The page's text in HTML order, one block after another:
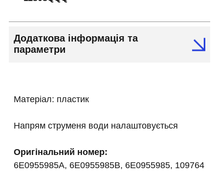
Додаткова інформація та
параметри
Матеріал: пластик
Напрям струменя води налаштовується
Оригінальний номер:
6E0955985A, 6E0955985B, 6E0955985, 109764